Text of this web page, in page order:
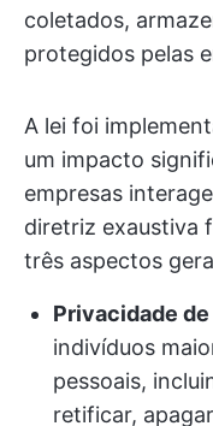
coletados,
protegidos pelas
A lei foi
um impacto
empresas
diretriz exaustiva
três aspectos
Privacidade de
indivíduos
pessoais,
retificar,